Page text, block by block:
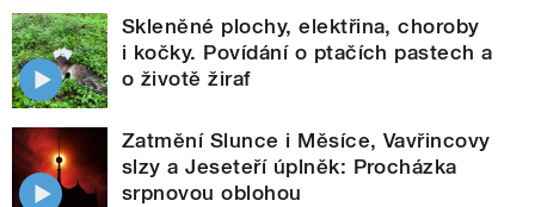
Skleněné plochy, elektřina, choroby
i kočky. Povídání o ptačích pastech a
o životě žiraf
Zatmění Slunce i Měsíce, Vavřincovy
slzy a Jeseteří úplněk: Procházka
srpnovou oblohou